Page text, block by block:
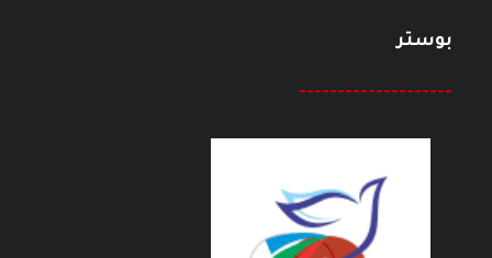
بوستر
--------------------